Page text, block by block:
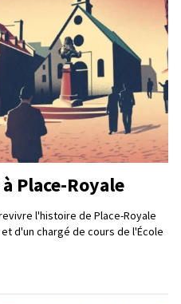
Place-Royale
l'histoire de Place-Royale
d'un chargé de cours de l'École